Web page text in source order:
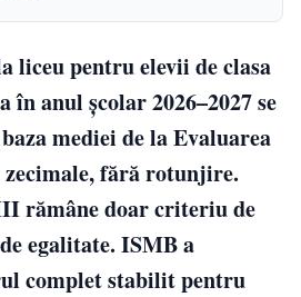
liceu pentru elevii de clasa
anul școlar 2026–2027 se
mediei de la Evaluarea
fără rotunjire.
rămâne doar criteriu de
egalitate. ISMB a
complet stabilit pentru